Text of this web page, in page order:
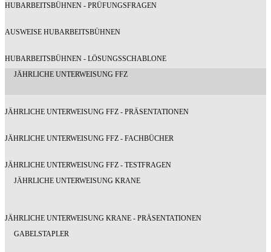
HUBARBEITSBÜHNEN - PRÜFUNGSFRAGEN
AUSWEISE HUBARBEITSBÜHNEN
HUBARBEITSBÜHNEN - LÖSUNGSSCHABLONE
JÄHRLICHE UNTERWEISUNG FFZ
JÄHRLICHE UNTERWEISUNG FFZ - PRÄSENTATIONEN
JÄHRLICHE UNTERWEISUNG FFZ - FACHBÜCHER
JÄHRLICHE UNTERWEISUNG FFZ - TESTFRAGEN
JÄHRLICHE UNTERWEISUNG KRANE
JÄHRLICHE UNTERWEISUNG KRANE - PRÄSENTATIONEN
GABELSTAPLER